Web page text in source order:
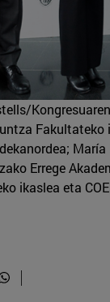
Fakultateko
Errege
ikaslea eta